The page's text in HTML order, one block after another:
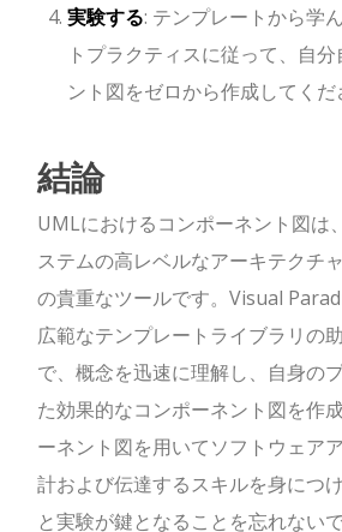
実験する: テンプレートから学
トプラクティスに従って、自
ント図をゼロから作成してくだ
結論
UMLにおけるコンポーネント図は
ステムの高レベルなアーキテクチ
の貴重なツールです。Visual
広範なテンプレートライブラリの
で、概念を迅速に理解し、自身の
た効果的なコンポーネント図を作
ーネント図を用いてソフトウェア
計および伝達するスキルを身につ
と実験が鍵となることを忘れないで